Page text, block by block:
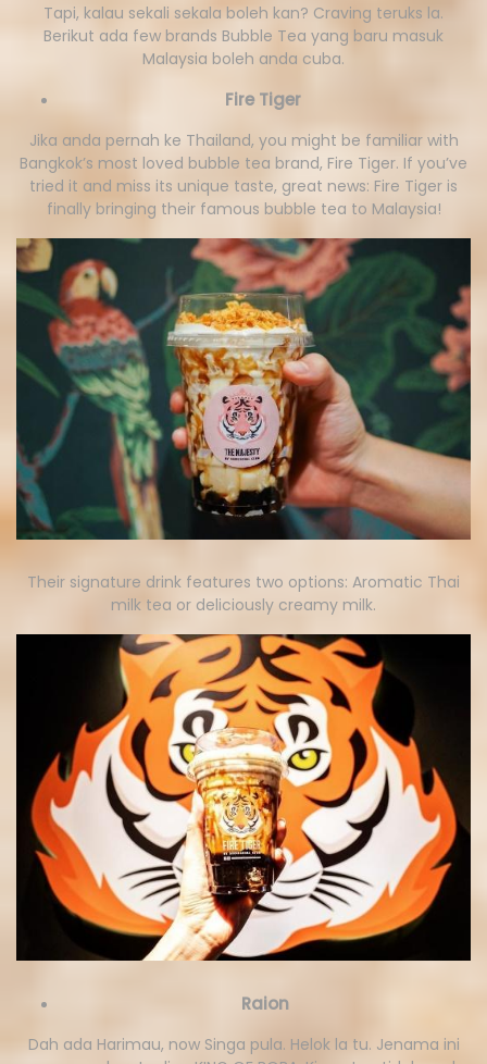
Tapi, kalau sekali sekala boleh kan? Craving teruks la.
Berikut ada few brands Bubble Tea yang baru masuk
Malaysia boleh anda cuba.
Fire Tiger
Jika anda pernah ke Thailand, you might be familiar with
Bangkok’s most loved bubble tea brand, Fire Tiger. If you’ve
tried it and miss its unique taste, great news: Fire Tiger is
finally bringing their famous bubble tea to Malaysia!
Their signature drink features two options: Aromatic Thai
milk tea or deliciously creamy milk.
Raion
Dah ada Harimau, now Singa pula. Helok la tu. Jenama ini